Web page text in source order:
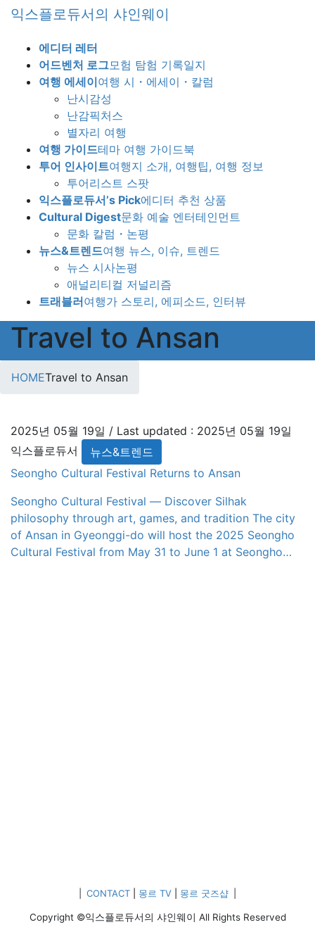
Skip
Skip
Navigation
익스플로듀서의 샤인웨이
에디터 레터
어드벤처 로그모험 탐험 기록일지
여행 에세이여행 시・에세이・칼럼
난시감성
난감픽처스
별자리 여행
여행 가이드테마 여행 가이드북
투어 인사이트여행지 소개, 여행팁, 여행 정보
투어리스트 스팟
익스플로듀서’s Pick에디터 추천 상품
Cultural Digest문화 예술 엔터테인먼트
문화 칼럼・논평
뉴스&트렌드여행 뉴스, 이슈, 트렌드
뉴스 시사논평
애널리티컬 저널리즘
트래블러여행가 스토리, 에피소드, 인터뷰
Travel to Ansan
HOMETravel to Ansan
2025년 05월 19일 / Last updated : 2025년 05월 19일
익스플로듀서
뉴스&트렌드
Seongho Cultural Festival Returns to Ansan
Seongho Cultural Festival — Discover Silhak
philosophy through art, games, and tradition The city
of Ansan in Gyeonggi-do will host the 2025 Seongho
Cultural Festival from May 31 to June 1 at Seongho
CONTACT 몽르 TV 몽르 굿즈샵
Copyright ©익스플로듀서의 샤인웨이 All Rights Reserved